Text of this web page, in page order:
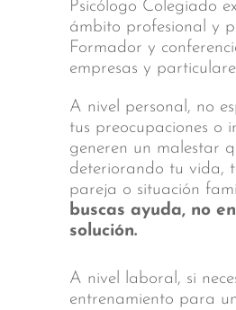
Psicólogo Colegiado
ámbito profesional y
Formador y
empresas y
A nivel personal, no
tus preocupaciones o
generen un malestar
deteriorando tu vida,
pareja o situación
buscas ayuda, no
solución.
A nivel laboral, si
entrenamiento para